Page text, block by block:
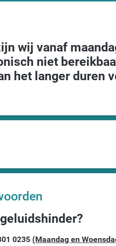
wij vanaf
niet
het langer duren
0235 (Maandag en